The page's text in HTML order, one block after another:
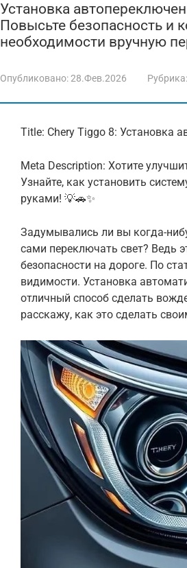
Установка
Повысьте безопасность и
необходимости вручную
Опубликовано:28.Фев.2026 Рубрика:
Title: Chery Tiggo 8: Установка
Meta Description: Хотите
Узнайте, как установить
руками! 💡🚗✨
Задумывались ли вы когда-
сами переключать свет? Ведь
безопасности на дороге. По
видимости. Установка
отличный способ сделать
расскажу, как это сделать